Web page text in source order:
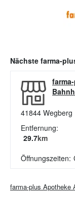
Nächste farma-
41844 Wegberg
Entfernung:
29.7km
Öffnungszeiten:
farma-plus Apotheke